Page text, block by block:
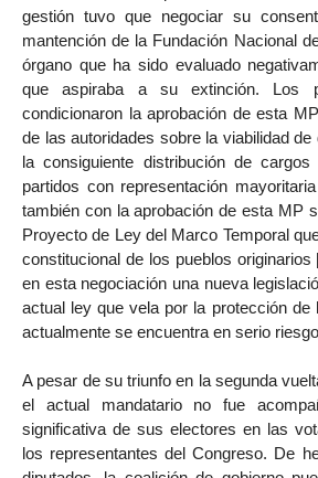
gestión tuvo que negociar su
mantención de la Fundación Nacional
órgano que ha sido evaluado
que aspiraba a su extinción. Los
condicionaron la aprobación de esta
de las autoridades sobre la viabilidad
la consiguiente distribución de
partidos con representación
también con la aprobación de esta MP
Proyecto de Ley del Marco Temporal
constitucional de los pueblos originarios
en esta negociación una nueva
actual ley que vela por la protección de
actualmente se encuentra en serio
A pesar de su triunfo en la segunda
el actual mandatario no fue
significativa de sus electores en las
los representantes del Congreso. De